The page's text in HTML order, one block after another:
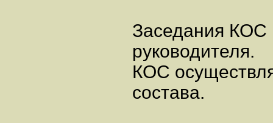
Заседания КОС
руководителя.
КОС
состава.